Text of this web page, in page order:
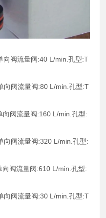
向阀流量阀:40 L/min.孔型:T
向阀流量阀:80 L/min.孔型:T
向阀流量阀:160 L/min.孔型:
向阀流量阀:320 L/min.孔型:
阀流量阀:610 L/min.孔型:
向阀流量阀:30 L/min.孔型:T